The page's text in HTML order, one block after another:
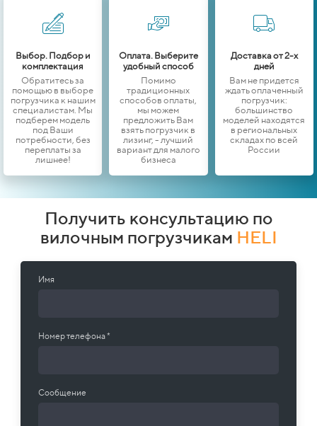
Выбор. Подбор и
комплектация
Обратитесь за
помощью в выборе
погрузчика к нашим
специалистам. Мы
подберем модель
под Ваши
потребности, без
переплаты за
лишнее!
Оплата. Выберите
удобный способ
Помимо
традиционных
способов оплаты,
мы можем
предложить Вам
взять погрузчик в
лизинг, - лучший
вариант для малого
бизнеса
Доставка от 2-х
дней
Вам не придется
ждать оплаченный
погрузчик:
большинство
моделей находятся
в региональных
складах по всей
России
Получить консультацию по
вилочным погрузчикам HELI
Имя
Номер телефона *
Сообщение